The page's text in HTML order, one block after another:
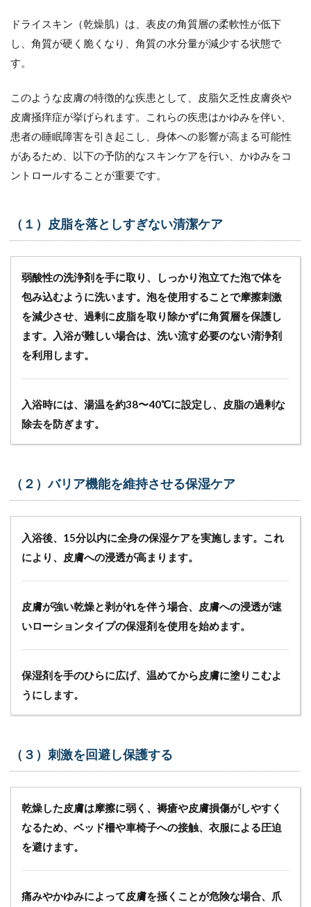
（２）
おむつ
かぶれ
つか
ぶれ
にお
ける
看護
イン
4
在宅で
やすい
皮膚ト
ラブル
（３）
スキ
ン-テ
ア
4.1
スキ
アに
おけ
る看
護の
5
膚
ト
ラ
ブ
お
い
て
問
護
師
心
べ
き
こ
と
は
5.1
重要性
ドライスキン（乾燥肌）は、表皮の角質層の柔軟性が低下
し、角質が硬く脆くなり、角質の水分量が減少する状態で
す。
このような皮膚の特徴的な疾患として、皮脂欠乏性皮膚炎や
皮膚掻痒症が挙げられます。これらの疾患はかゆみを伴い、
患者の睡眠障害を引き起こし、身体への影響が高まる可能性
があるため、以下の予防的なスキンケアを行い、かゆみをコ
ントロールすることが重要です。
（１）皮脂を落としすぎない清潔ケア
弱酸性の洗浄剤を手に取り、しっかり泡立てた泡で体を
包み込むように洗います。泡を使用することで摩擦刺激
を減少させ、過剰に皮脂を取り除かずに角質層を保護し
ます。入浴が難しい場合は、洗い流す必要のない清浄剤
を利用します。
入浴時には、湯温を約38〜40℃に設定し、皮脂の過剰な
除去を防ぎます。
（２）バリア機能を維持させる保湿ケア
入浴後、15分以内に全身の保湿ケアを実施します。これ
により、皮膚への浸透が高まります。
皮膚が強い乾燥と剥がれを伴う場合、皮膚への浸透が速
いローションタイプの保湿剤を使用を始めます。
保湿剤を手のひらに広げ、温めてから皮膚に塗りこむよ
うにします。
（３）刺激を回避し保護する
乾燥した皮膚は摩擦に弱く、褥瘡や皮膚損傷がしやすく
なるため、ベッド柵や車椅子への接触、衣服による圧迫
を避けます。
痛みやかゆみによって皮膚を掻くことが危険な場合、爪